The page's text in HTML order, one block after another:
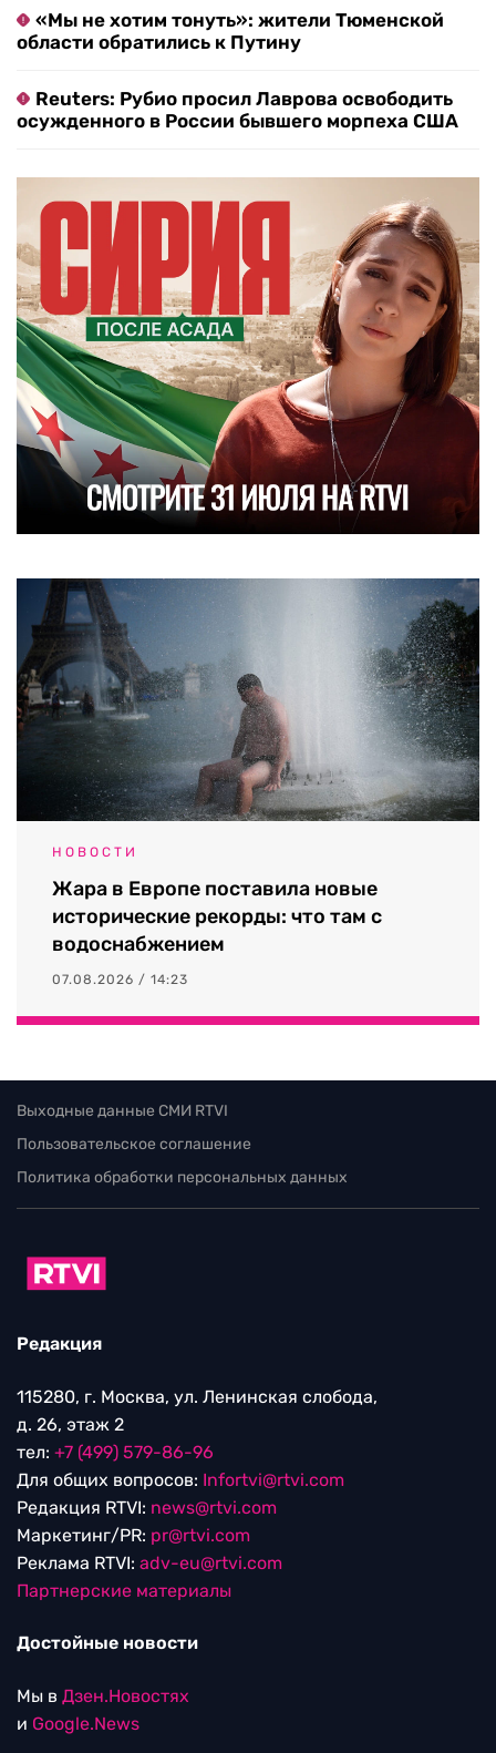
«Мы не хотим тонуть»: жители Тюменской
области обратились к Путину
Reuters: Рубио просил Лаврова освободить
осужденного в России бывшего морпеха США
НОВОСТИ
Жара в Европе поставила новые
исторические рекорды: что там с
водоснабжением
07.08.2026 / 14:23
Выходные данные СМИ RTVI
Пользовательское соглашение
Политика обработки персональных данных
Редакция
115280, г. Москва, ул. Ленинская слобода,
д. 26, этаж 2
тел: +7 (499) 579-86-96
Для общих вопросов: Infortvi@rtvi.com
Редакция RTVI: news@rtvi.com
Маркетинг/PR: pr@rtvi.com
Реклама RTVI: adv-eu@rtvi.com
Партнерские материалы
Достойные новости
Мы в Дзен.Новостях
и Google.News